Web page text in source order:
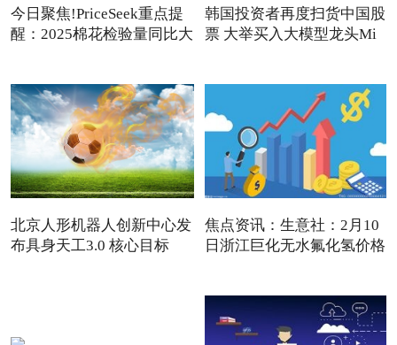
今日聚焦!PriceSeek重点提
醒：2025棉花检验量同比大
韩国投资者再度扫货中国股
票 大举买入大模型龙头Mi
北京人形机器人创新中心发
布具身天工3.0 核心目标
焦点资讯：生意社：2月10
日浙江巨化无水氟化氢价格